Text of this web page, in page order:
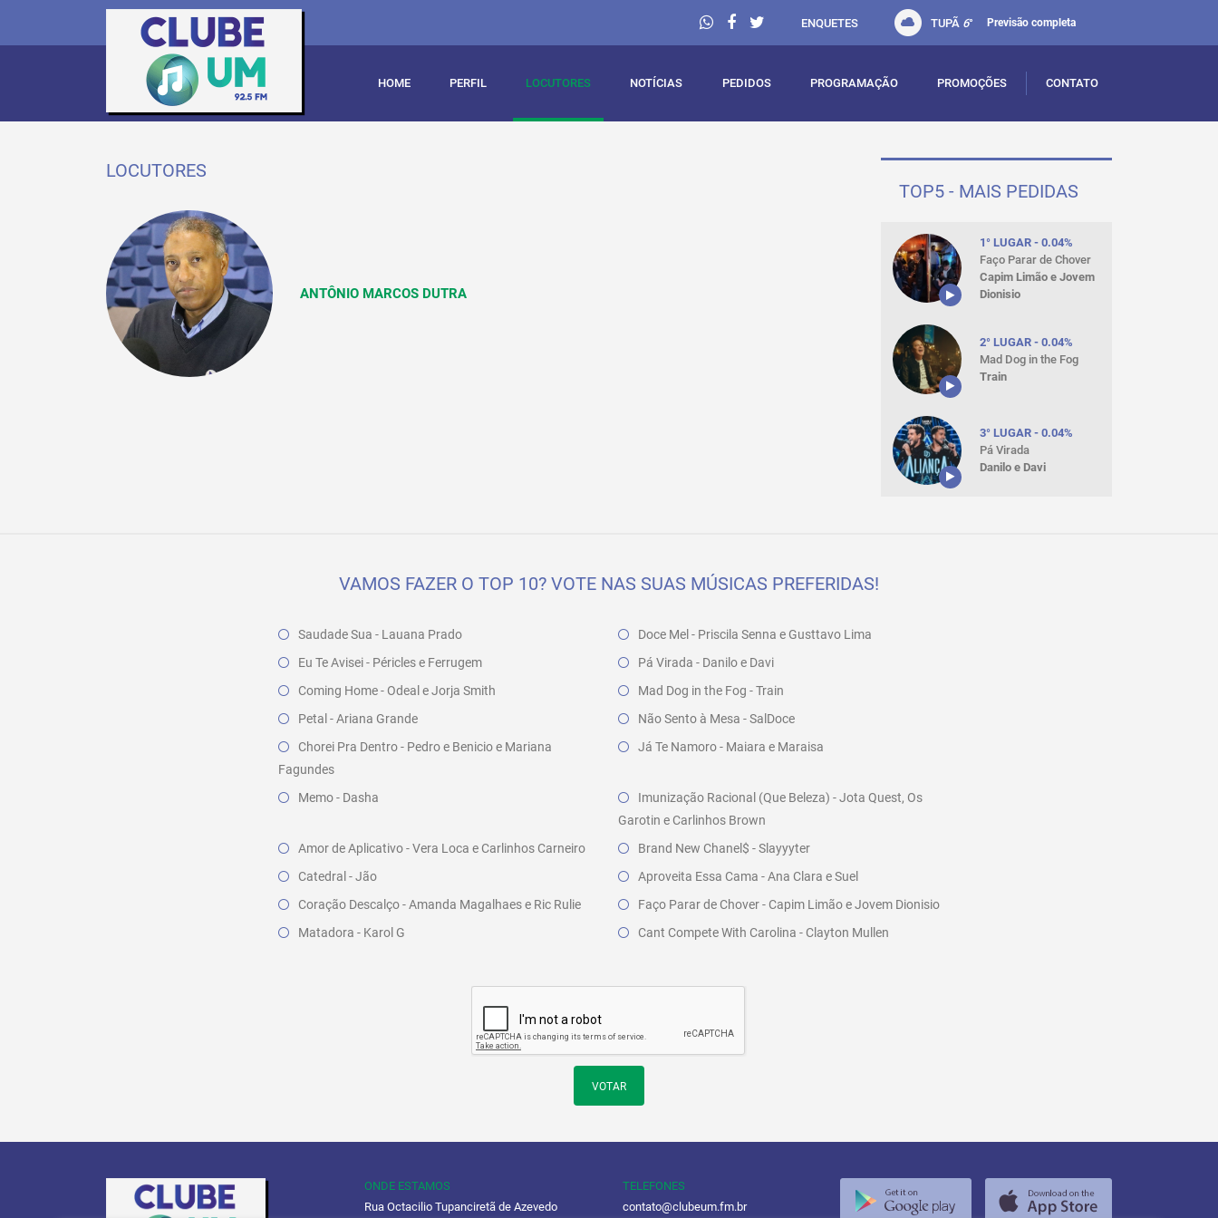
ENQUETES TUPÃ 6° Previsão completa
HOME PERFIL LOCUTORES NOTÍCIAS PEDIDOS PROGRAMAÇÃO PROMOÇÕES CONTATO
LOCUTORES
ANTÔNIO MARCOS DUTRA
TOP5 - MAIS PEDIDAS
1° LUGAR - 0.04%
Faço Parar de Chover
Capim Limão e Jovem
Dionisio
2° LUGAR - 0.04%
Mad Dog in the Fog
Train
3° LUGAR - 0.04%
Pá Virada
Danilo e Davi
VAMOS FAZER O TOP 10? VOTE NAS SUAS MÚSICAS PREFERIDAS!
Saudade Sua - Lauana Prado
Doce Mel - Priscila Senna e Gusttavo Lima
Eu Te Avisei - Péricles e Ferrugem
Pá Virada - Danilo e Davi
Coming Home - Odeal e Jorja Smith
Mad Dog in the Fog - Train
Petal - Ariana Grande
Não Sento à Mesa - SalDoce
Chorei Pra Dentro - Pedro e Benicio e Mariana
Fagundes
Já Te Namoro - Maiara e Maraisa
Memo - Dasha
Imunização Racional (Que Beleza) - Jota Quest, Os
Garotin e Carlinhos Brown
Amor de Aplicativo - Vera Loca e Carlinhos Carneiro
Brand New Chanel$ - Slayyyter
Catedral - Jão
Aproveita Essa Cama - Ana Clara e Suel
Coração Descalço - Amanda Magalhaes e Ric Rulie
Faço Parar de Chover - Capim Limão e Jovem Dionisio
Matadora - Karol G
Cant Compete With Carolina - Clayton Mullen
VOTAR
ONDE ESTAMOS
Rua Octacilio Tupanciretã de Azevedo
TELEFONES
contato@clubeum.fm.br